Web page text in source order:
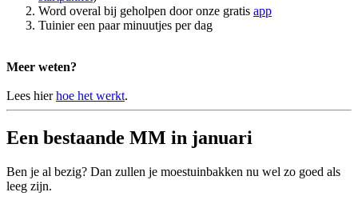
Word overal bij geholpen door onze gratis app
Tuinier een paar minuutjes per dag
Meer weten?
Lees hierhoe het werkt.
Een bestaande MM in januari
Ben je al bezig? Dan zullen je moestuinbakken nu wel zo goed als
leeg zijn.